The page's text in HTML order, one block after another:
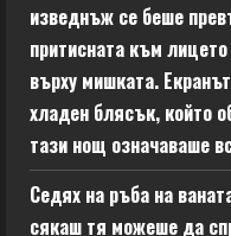
изведнъж се беше
притисната към
върху мишката.
хладен блясък, който
тази нощ означаваше
Седях на ръба на
сякаш тя можеше да